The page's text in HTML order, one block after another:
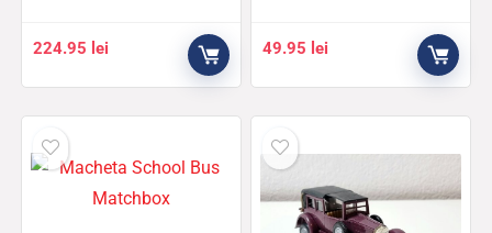
224.95 lei 49.95 lei